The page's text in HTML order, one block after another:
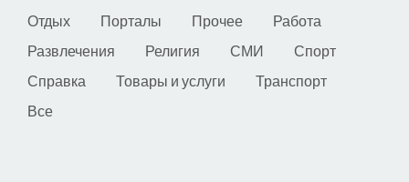
Отдых
Порталы Прочее
Работа
Развлечения
Религия СМИ
Спорт
Справка
Товары и услуги
Транспорт
Все